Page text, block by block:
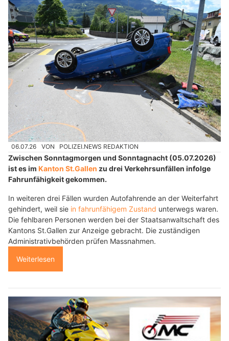
06.07.26 VON POLIZEI.NEWS REDAKTION
Zwischen Sonntagmorgen und Sonntagnacht (05.07.2026)
ist es im Kanton St.Gallen zu drei Verkehrsunfällen infolge
Fahrunfähigkeit gekommen.
In weiteren drei Fällen wurden Autofahrende an der Weiterfahrt
gehindert, weil sie in fahrunfähigem Zustand unterwegs waren.
Die fehlbaren Personen werden bei der Staatsanwaltschaft des
Kantons St.Gallen zur Anzeige gebracht. Die zuständigen
Administrativbehörden prüfen Massnahmen.
Weiterlesen